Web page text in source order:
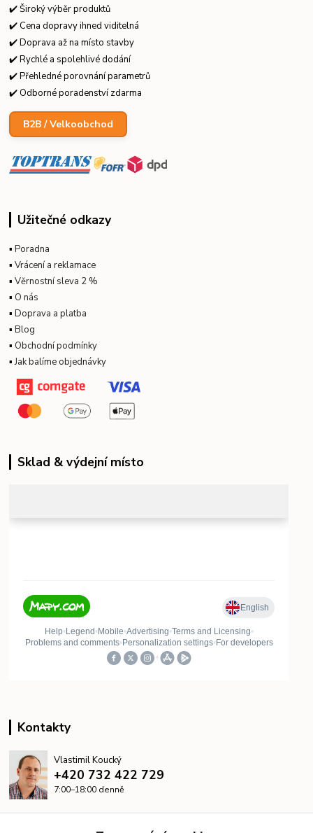
✔️ Široký výběr produktů
✔️ Cena dopravy ihned viditelná
✔️ Doprava až na místo stavby
✔️ Rychlé a spolehlivé dodání
✔️ Přehledné porovnání parametrů
✔️ Odborné poradenství zdarma
B2B / Velkoobchod
Užitečné odkazy
▪Poradna
▪Vrácení a reklamace
▪Věrnostní sleva 2 %
▪ O nás
▪Doprava a platba
▪Blog
▪ Obchodní podmínky
▪Jak balíme objednávky
Sklad & výdejní místo
Kontakty
Vlastimil Koucký
+420 732 422 729
7:00–18:00 denně